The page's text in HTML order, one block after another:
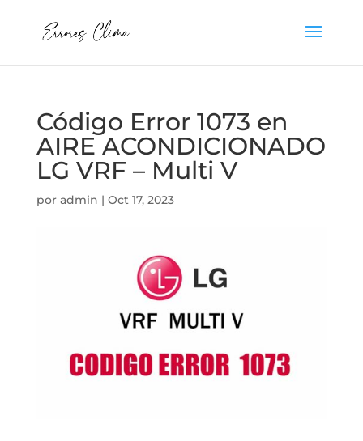
Código Error 1073 en
AIRE ACONDICIONADO
LG VRF – Multi V
por admin | Oct 17, 2023